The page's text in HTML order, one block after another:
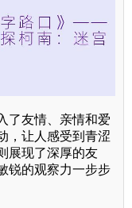
了友情、亲情和爱
，让人感受到青涩
展现了深厚的友
锐的观察力一步步